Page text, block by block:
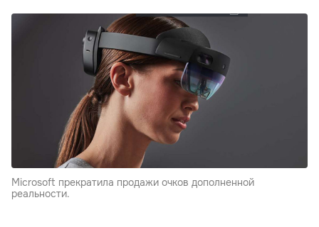
Microsoft прекратила продажи очков дополненной
реальности.